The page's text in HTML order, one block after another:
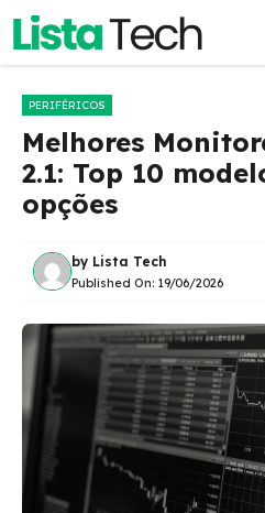
Pular
o
PERIFÉRICOS
Melhores
2.1: Top 10
opções
by Lista Tech
Published On: 19/06/2026